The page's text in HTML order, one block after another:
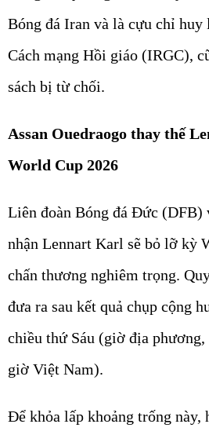
Bóng đá Iran và là cựu chỉ
Cách mạng Hồi giáo (IRGC),
sách bị từ chối.
Assan Ouedraogo thay thế
World Cup 2026
Liên đoàn Bóng đá Đức (DFB)
nhận Lennart Karl sẽ bỏ lỡ kỳ
chấn thương nghiêm trọng.
đưa ra sau kết quả chụp cộng
chiều thứ Sáu (giờ địa
giờ Việt Nam).
Để khỏa lấp khoảng trống này,